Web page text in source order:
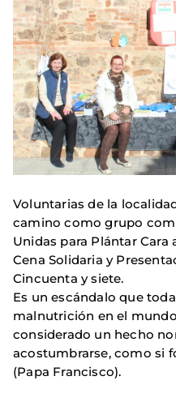
Voluntarias de la
camino como grupo
Unidas para Plántar Cara
Cena Solidaria y
Cincuenta y siete.
Es un escándalo que
malnutrición en el
considerado un hecho
acostumbrarse, como si
(Papa Francisco).